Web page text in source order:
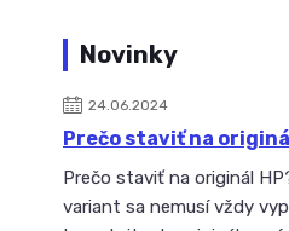
Novinky
24.06.2024
Prečo staviť na
Prečo staviť na originál
variant sa nemusí vždy